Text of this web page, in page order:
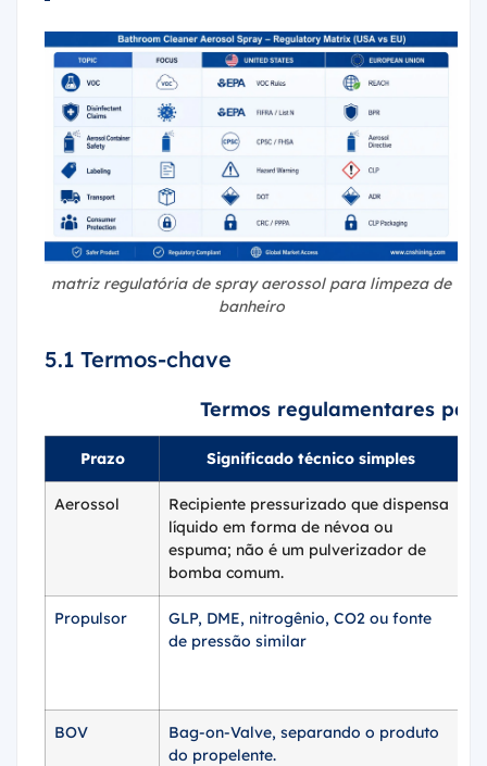
matriz regulatória de spray aerossol para limpeza de
banheiro
5.1 Termos-chave
Termos regulamentares
Prazo Significado técnico simples
Aerossol
Recipiente pressurizado que dispensa
líquido em forma de névoa ou
espuma; não é um pulverizador de
bomba comum.
Propulsor
GLP, DME, nitrogênio, CO2 ou fonte
de pressão similar
BOV
Bag-on-Valve, separando o produto
do propelente.